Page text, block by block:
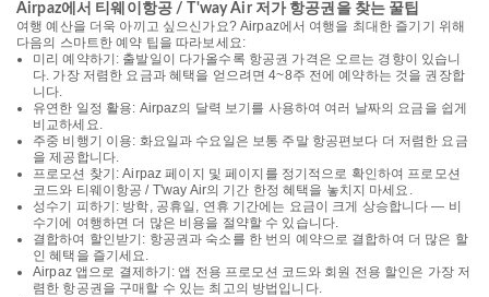
Airpaz에서 티웨이항공 / T'way Air 저가 항공권을 찾는 꿀팁
여행 예산을 더욱 아끼고 싶으신가요? Airpaz에서 여행을 최대한 즐기기 위해
다음의 스마트한 예약 팁을 따라보세요:
미리 예약하기: 출발일이 다가올수록 항공권 가격은 오르는 경향이 있습니
다. 가장 저렴한 요금과 혜택을 얻으려면 4~8주 전에 예약하는 것을 권장합
니다.
유연한 일정 활용: Airpaz의 달력 보기를 사용하여 여러 날짜의 요금을 쉽게
비교하세요.
주중 비행기 이용: 화요일과 수요일은 보통 주말 항공편보다 더 저렴한 요금
을 제공합니다.
프로모션 찾기: Airpaz 페이지 및 페이지를 정기적으로 확인하여 프로모션
코드와 티웨이항공 / T'way Air의 기간 한정 혜택을 놓치지 마세요.
성수기 피하기: 방학, 공휴일, 연휴 기간에는 요금이 크게 상승합니다 — 비
수기에 여행하면 더 많은 비용을 절약할 수 있습니다.
결합하여 할인받기: 항공권과 숙소를 한 번의 예약으로 결합하여 더 많은 할
인 혜택을 즐기세요.
Airpaz 앱으로 결제하기: 앱 전용 프로모션 코드와 회원 전용 할인은 가장 저
렴한 항공권을 구매할 수 있는 최고의 방법입니다.